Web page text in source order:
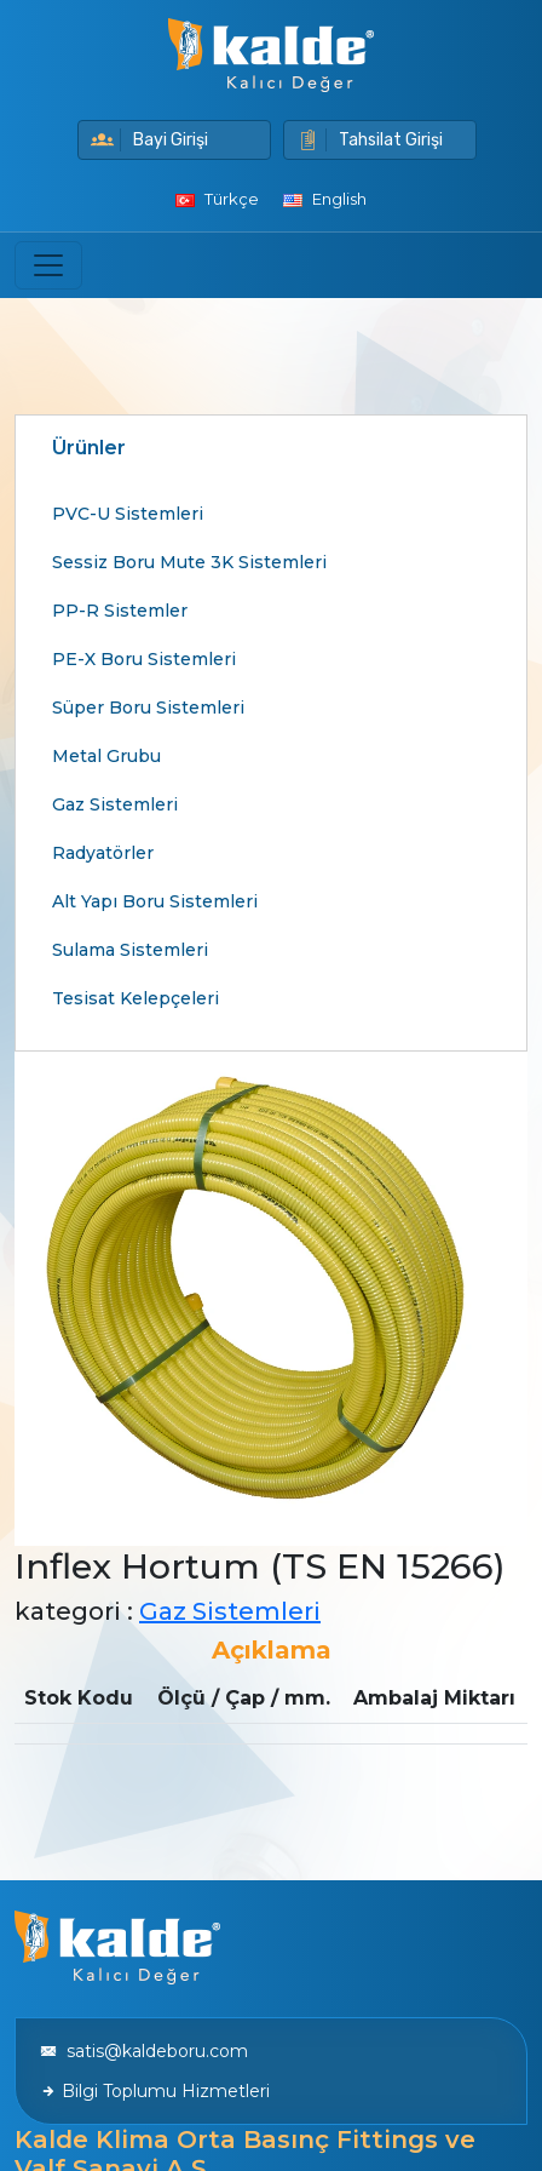
Bayi Girişi Tahsilat Girişi
Türkçe English
Ürünler
PVC-U Sistemleri
Sessiz Boru Mute 3K Sistemleri
PP-R Sistemler
PE-X Boru Sistemleri
Süper Boru Sistemleri
Metal Grubu
Gaz Sistemleri
Radyatörler
Alt Yapı Boru Sistemleri
Sulama Sistemleri
Tesisat Kelepçeleri
Inflex Hortum (TS EN 15266)
kategori : Gaz Sistemleri
Açıklama
Stok Kodu Ölçü / Çap / mm. Ambalaj Miktarı
satis@kaldeboru.com
Bilgi Toplumu Hizmetleri
Kalde Klima Orta Basınç Fittings ve